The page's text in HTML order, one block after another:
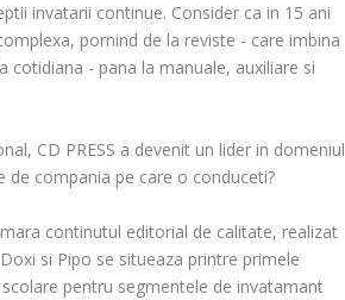
invatarii continue. Consider ca in 15 ani
pornind de la reviste - care imbina
- pana la manuale, auxiliare si
CD PRESS a devenit un lider in domeniul
de compania pe care o conduceti?
continutul editorial de calitate, realizat
si Pipo se situeaza printre primele
pentru segmentele de invatamant